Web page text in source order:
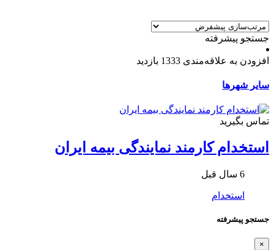
جستجو پیشرفته
افزودن به علاقه‌مندی 1333 بازدید
سایر شهرها
تماس بگیرید
استخدام کارمند نمایندگی بیمه ایران
6 سال قبل
استخدام
جستجو پیشرفته
×